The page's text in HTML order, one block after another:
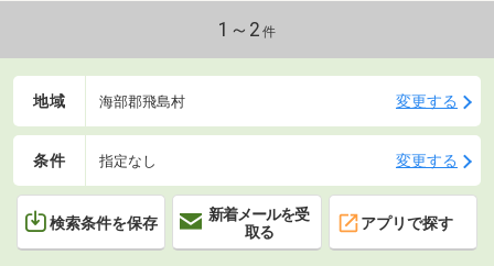
1～2 件
地域 海部郡飛島村 変更する
条件 指定なし 変更する
検索条件を保存
新着メールを受
取る
アプリで探す